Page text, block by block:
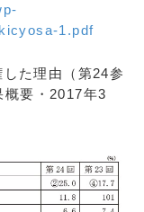
1.pdf
た理由（第24参
概要・2017年3